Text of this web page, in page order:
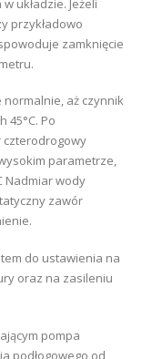
układzie. Jeżeli
przykładowo
zamknięcie
normalnie, aż czynnik
45°C. Po
czterodrogowy
parametrze,
Nadmiar wody
zawór
do ustawienia na
oraz na zasileniu
pompa
podłogowego od